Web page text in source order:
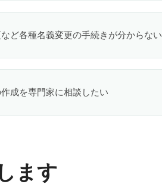
ど各種名義変更の手続きが分からない
成を専門家に相談したい
ます